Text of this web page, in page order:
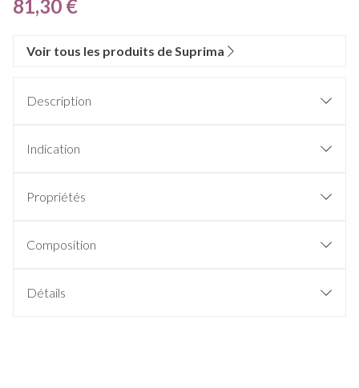
81,30 €
Voir tous les produits de Suprima
Description
Indication
Propriétés
Composition
Détails